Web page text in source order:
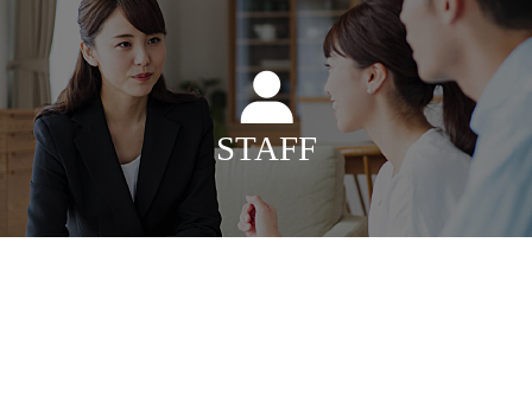
STAFF